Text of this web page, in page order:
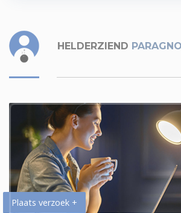
HELDERZIEND
Plaats verzoek +